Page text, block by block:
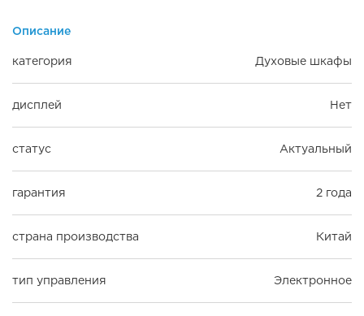
Описание
категория Духовые шкафы
дисплей Нет
статус Актуальный
гарантия 2 года
страна производства Китай
тип управления Электронное